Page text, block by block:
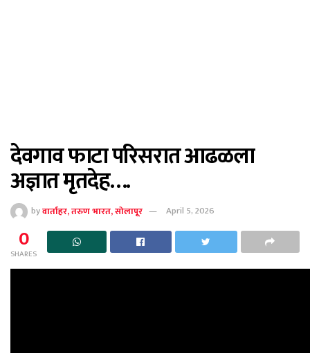
देवगाव फाटा परिसरात आढळला
अज्ञात मृतदेह….
byवार्ताहर, तरुण भारत, सोलापूर April 5, 2026
0
SHARES